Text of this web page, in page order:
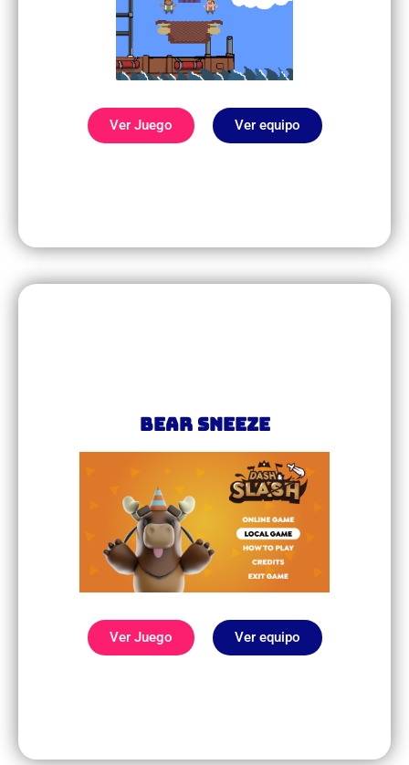
Ver Juego Ver equipo
Bear Sneeze
Ver Juego Ver equipo